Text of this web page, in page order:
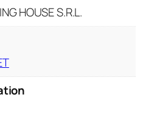
HOUSE S.R.L.